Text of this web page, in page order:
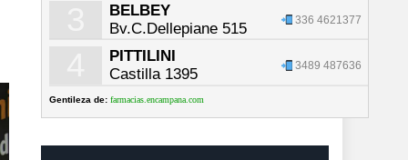
BELBEY
Bv.C.Dellepiane 515
336 4621377
PITTILINI
Castilla 1395
3489 487636
Gentileza de: farmacias.encampana.com